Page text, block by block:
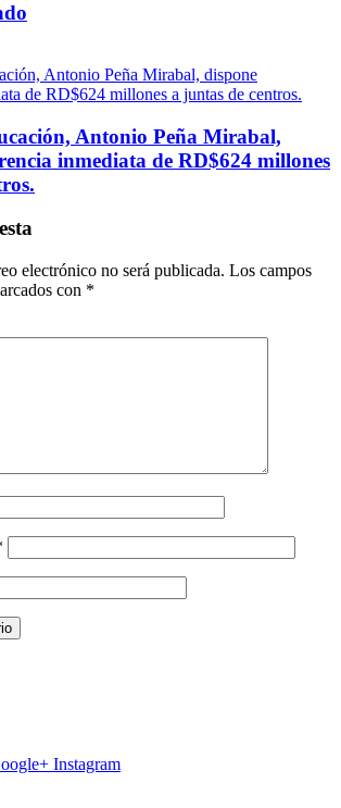
Antonio Peña Mirabal,
inmediata de RD$624 millones
electrónico no será publicada. Los campos
con *
Instagram